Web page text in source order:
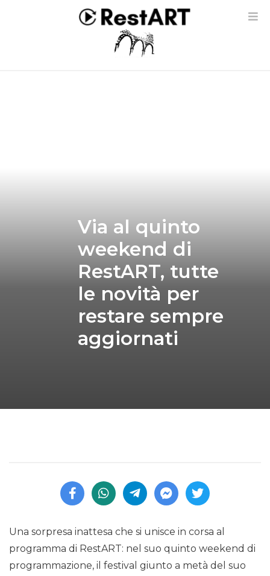
Via al quinto
weekend di
RestART, tutte
le novità per
restare sempre
aggiornati
Una sorpresa inattesa che si unisce in corsa al
programma di RestART: nel suo quinto weekend di
programmazione, il festival giunto a metà del suo